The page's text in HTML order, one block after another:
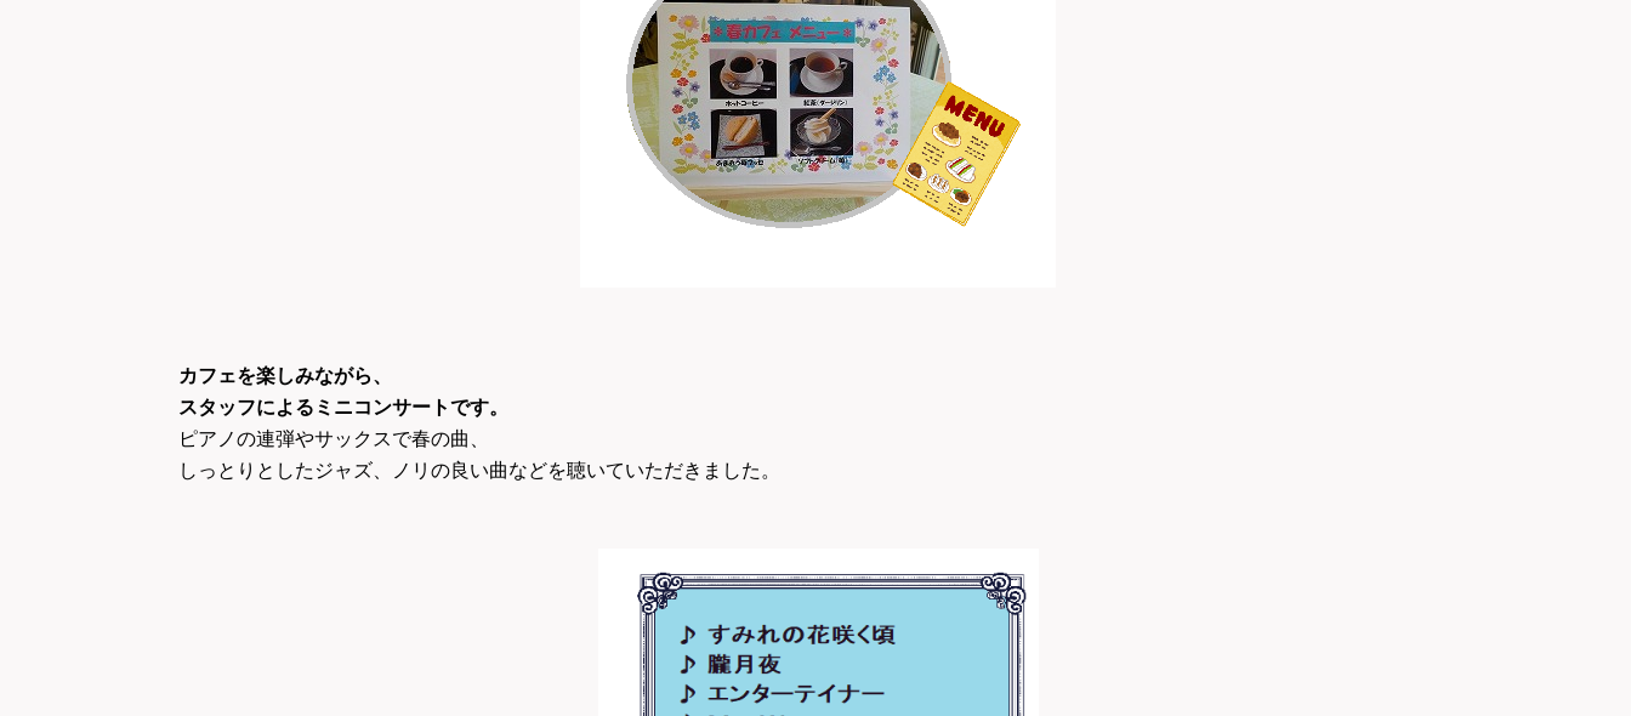
カフェを楽しみながら、
スタッフによるミニコンサートです。
ピアノの連弾やサックスで春の曲、
しっとりとしたジャズ、ノリの良い曲などを聴いていただきました。